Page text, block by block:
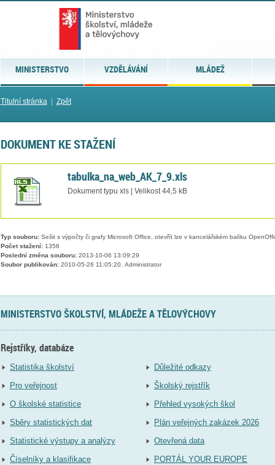
MINISTERSTVO VZDĚLÁVÁNÍ MLÁDEŽ
Titulní stránka| Zpět
DOKUMENT KE STAŽENÍ
tabulka_na_web_AK_7_9.xls
Dokument typu xls | Velikost 44,5 kB
Typ souboru:Sešit s výpočty či grafy Microsoft Office, otevřít lze v kancelářském balíku
Počet stažení:1356
Poslední změna souboru:2013-10-06 13:09:29
Soubor publikován:2010-05-26 11:05:20, Administrator
MINISTERSTVO ŠKOLSTVÍ, MLÁDEŽE A TĚLOVÝCHOVY
Rejstříky, databáze
Statistika školství
Pro veřejnost
O školské statistice
Sběry statistických dat
Statistické výstupy a analýzy
Číselníky a klasifikace
Důležité odkazy
Školský rejstřík
Přehled vysokých škol
Plán veřejných zakázek 2026
Otevřená data
PORTÁL YOUR EUROPE